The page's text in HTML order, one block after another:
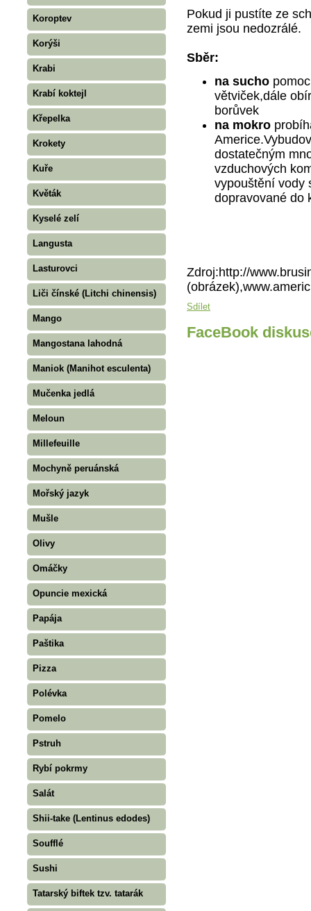
Koroptev
Korýši
Krabi
Krabí koktejl
Křepelka
Krokety
Kuře
Květák
Kyselé zelí
Langusta
Lasturovci
Liči čínské (Litchi chinensis)
Mango
Mangostana lahodná
Maniok (Manihot esculenta)
Mučenka jedlá
Meloun
Millefeuille
Mochyně peruánská
Mořský jazyk
Mušle
Olivy
Omáčky
Opuncie mexická
Papája
Paštika
Pizza
Polévka
Pomelo
Pstruh
Rybí pokrmy
Salát
Shii-take (Lentinus edodes)
Soufflé
Sushi
Tatarský biftek tzv. tatarák
Pokud ji pustíte ze
zemi jsou nedozrálé.
Sběr:
na sucho
větviček,dále
borůvek
na mokro
dostatečným
vzduchových
vypouštění vody
dopravované do
Zdroj:http://
Sdílet
FaceBook